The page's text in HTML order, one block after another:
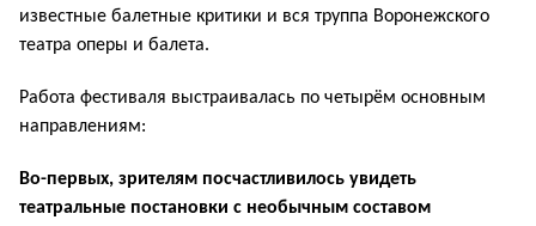
известные балетные критики и вся труппа Воронежского
театра оперы и балета.
Работа фестиваля выстраивалась по четырём основным
направлениям:
Во-первых, зрителям посчастливилось увидеть
театральные постановки с необычным составом